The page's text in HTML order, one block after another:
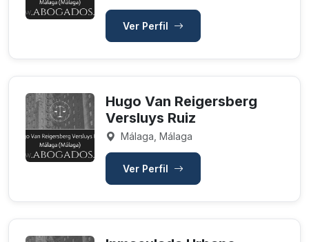
Ver Perfil
Hugo Van Reigersberg
Versluys Ruiz
Málaga, Málaga
Ver Perfil